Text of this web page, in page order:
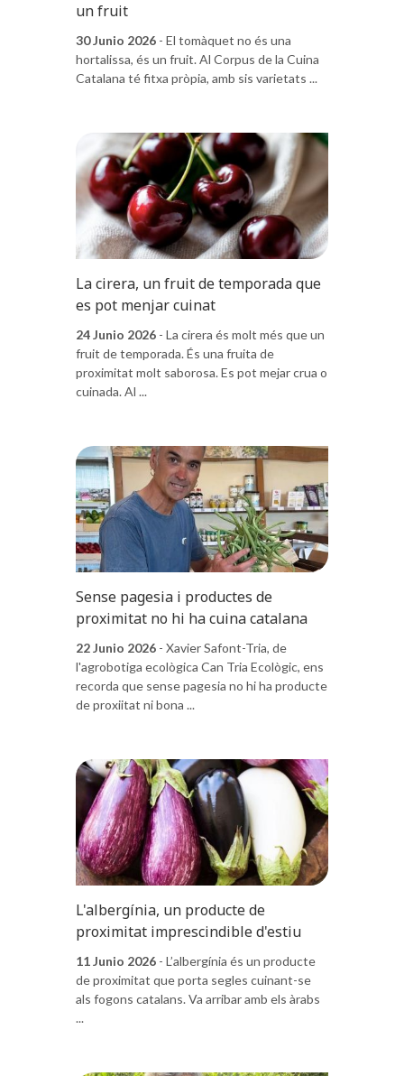
un fruit
30 Junio 2026 - El tomàquet no és una
hortalissa, és un fruit. Al Corpus de la Cuina
Catalana té fitxa pròpia, amb sis varietats ...
La cirera, un fruit de temporada que
es pot menjar cuinat
24 Junio 2026 - La cirera és molt més que un
fruit de temporada. És una fruita de
proximitat molt saborosa. Es pot mejar crua o
cuinada. Al ...
Sense pagesia i productes de
proximitat no hi ha cuina catalana
22 Junio 2026 - Xavier Safont-Tria, de
l'agrobotiga ecològica Can Tria Ecològic, ens
recorda que sense pagesia no hi ha producte
de proxiitat ni bona ...
L'albergínia, un producte de
proximitat imprescindible d'estiu
11 Junio 2026 - L’albergínia és un producte
de proximitat que porta segles cuinant-se
als fogons catalans. Va arribar amb els àrabs
...